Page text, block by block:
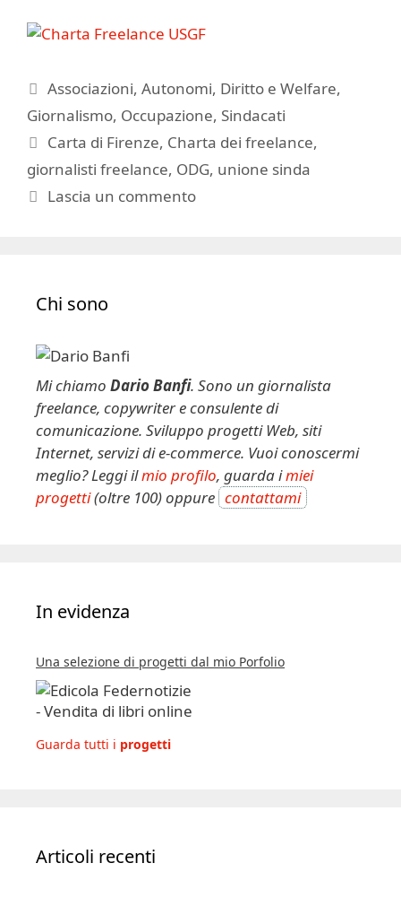
Categorie
Associazioni,Autonomi, Diritto e Welfare,
Giornalismo, Occupazione, Sindacati
Tag
Carta di Firenze, Charta dei freelance,
giornalisti freelance, ODG, unione sinda
Lascia un commento
Chi sono
Mi chiamo Dario Banfi. Sono un giornalista
freelance, copywriter e consulente di
comunicazione. Sviluppo progetti Web, siti
Internet, servizi di e-commerce. Vuoi conoscermi
meglio? Leggi ilmio profilo, guarda imiei
progetti(oltre 100) oppure contattami
In evidenza
Una selezione di progetti dal mio Porfolio
Guarda tutti i progetti
Articoli recenti